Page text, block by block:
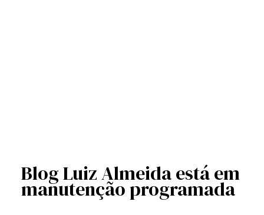
Blog Luiz Almeida está em
manutenção programada